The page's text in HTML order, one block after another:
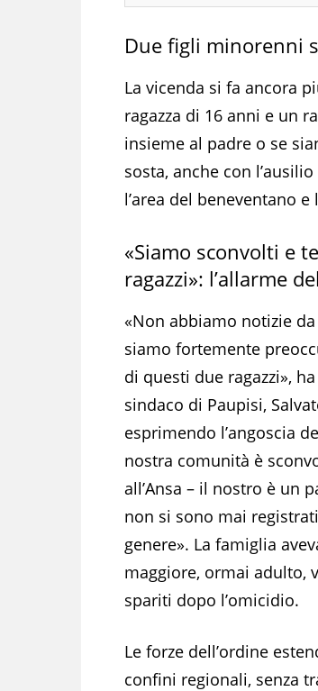
Due figli minorenni
La vicenda si fa ancora
ragazza di 16 anni e un
insieme al padre o se
sosta, anche con
l’area del beneventano
«Siamo sconvolti e
ragazzi»: l’allarme
«Non abbiamo notizie
siamo fortemente
di questi due ragazzi»,
sindaco di Paupisi,
esprimendo l’angoscia
nostra comunità è
all’Ansa – il nostro è un
non si sono mai
genere». La famiglia
maggiore, ormai adulto,
spariti dopo l’omicidio.
Le forze dell’ordine
confini regionali, senza